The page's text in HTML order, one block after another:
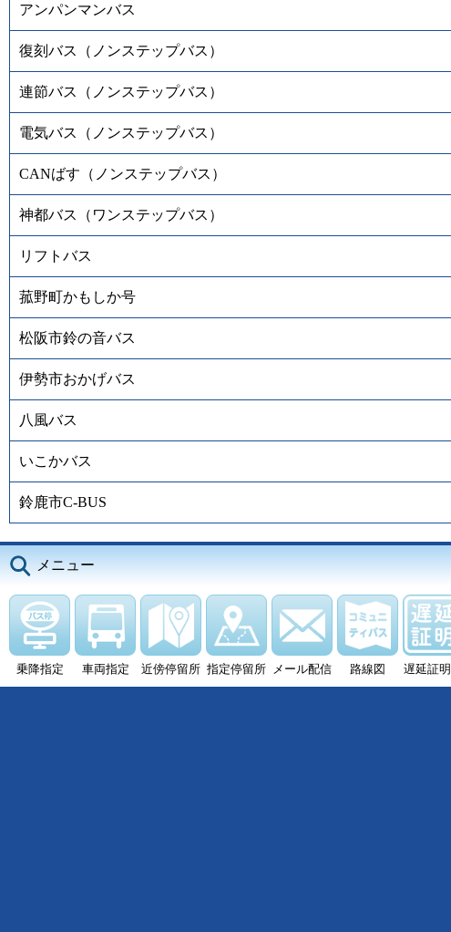
アンパンマンバス
復刻バス（ノンステップバス）
連節バス（ノンステップバス）
電気バス（ノンステップバス）
CANばす（ノンステップバス）
神都バス（ワンステップバス）
リフトバス
菰野町かもしか号
松阪市鈴の音バス
伊勢市おかげバス
八風バス
いこかバス
鈴鹿市C-BUS
メニュー
乗降指定 車両指定 近傍停留所 指定停留所 メール配信 路線図 遅延証